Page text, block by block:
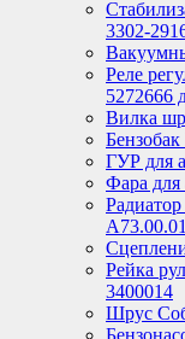
3302-
Реле
5272666
Вилка
ГУР для
Фара для
Рейка
3400014
Шрус